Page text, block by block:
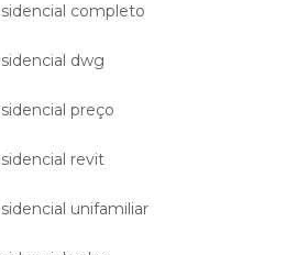
completo
dwg
preço
revit
unifamiliar